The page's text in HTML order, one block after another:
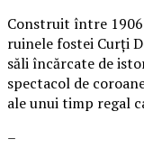
Construit între
ruinele fostei Curți
săli încărcate de
spectacol de
ale unui timp regal
–